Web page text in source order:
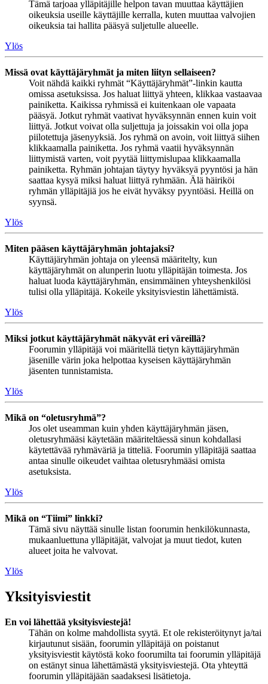
Tämä tarjoaa ylläpitäjille helpon tavan muuttaa käyttäjien
oikeuksia useille käyttäjille kerralla, kuten muuttaa valvojien
oikeuksia tai hallita pääsyä suljetulle alueelle.
Ylös
Missä ovat käyttäjäryhmät ja miten liityn sellaiseen?
Voit nähdä kaikki ryhmät “Käyttäjäryhmät”-linkin kautta
omissa asetuksissa. Jos haluat liittyä yhteen, klikkaa vastaavaa
painiketta. Kaikissa ryhmissä ei kuitenkaan ole vapaata
pääsyä. Jotkut ryhmät vaativat hyväksynnän ennen kuin voit
liittyä. Jotkut voivat olla suljettuja ja joissakin voi olla jopa
piilotettuja jäsenyyksiä. Jos ryhmä on avoin, voit liittyä siihen
klikkaamalla painiketta. Jos ryhmä vaatii hyväksynnän
liittymistä varten, voit pyytää liittymislupaa klikkaamalla
painiketta. Ryhmän johtajan täytyy hyväksyä pyyntösi ja hän
saattaa kysyä miksi haluat liittyä ryhmään. Älä häiriköi
ryhmän ylläpitäjiä jos he eivät hyväksy pyyntöäsi. Heillä on
syynsä.
Ylös
Miten pääsen käyttäjäryhmän johtajaksi?
Käyttäjäryhmän johtaja on yleensä määritelty, kun
käyttäjäryhmät on alunperin luotu ylläpitäjän toimesta. Jos
haluat luoda käyttäjäryhmän, ensimmäinen yhteyshenkilösi
tulisi olla ylläpitäjä. Kokeile yksityisviestin lähettämistä.
Ylös
Miksi jotkut käyttäjäryhmät näkyvät eri väreillä?
Foorumin ylläpitäjä voi määritellä tietyn käyttäjäryhmän
jäsenille värin joka helpottaa kyseisen käyttäjäryhmän
jäsenten tunnistamista.
Ylös
Mikä on “oletusryhmä”?
Jos olet useamman kuin yhden käyttäjäryhmän jäsen,
oletusryhmääsi käytetään määriteltäessä sinun kohdallasi
käytettävää ryhmäväriä ja titteliä. Foorumin ylläpitäjä saattaa
antaa sinulle oikeudet vaihtaa oletusryhmääsi omista
asetuksista.
Ylös
Mikä on “Tiimi” linkki?
Tämä sivu näyttää sinulle listan foorumin henkilökunnasta,
mukaanluettuna ylläpitäjät, valvojat ja muut tiedot, kuten
alueet joita he valvovat.
Ylös
Yksityisviestit
En voi lähettää yksityisviestejä!
Tähän on kolme mahdollista syytä. Et ole rekisteröitynyt ja/tai
kirjautunut sisään, foorumin ylläpitäjä on poistanut
yksityisviestit käytöstä koko foorumilta tai foorumin ylläpitäjä
on estänyt sinua lähettämästä yksityisviestejä. Ota yhteyttä
foorumin ylläpitäjään saadaksesi lisätietoja.